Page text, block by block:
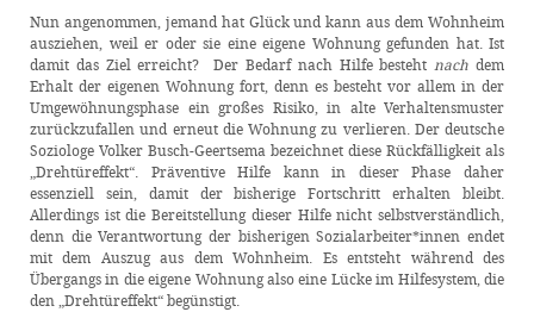
Nun angenommen, jemand hat Glück und kann aus dem Wohnheim
ausziehen, weil er oder sie eine eigene Wohnung gefunden hat. Ist
damit das Ziel erreicht? Der Bedarf nach Hilfe bestehtnach dem
Erhalt der eigenen Wohnung fort, denn es besteht vor allem in der
Umgewöhnungsphase ein großes Risiko, in alte Verhaltensmuster
zurückzufallen und erneut die Wohnung zu verlieren. Der deutsche
Soziologe Volker Busch-Geertsema bezeichnet diese Rückfälligkeit als
„Drehtüreffekt“. Präventive Hilfe kann in dieser Phase daher
essenziell sein, damit der bisherige Fortschritt erhalten bleibt.
Allerdings ist die Bereitstellung dieser Hilfe nicht selbstverständlich,
denn die Verantwortung der bisherigen Sozialarbeiter*innen endet
mit dem Auszug aus dem Wohnheim. Es entsteht während des
Übergangs in die eigene Wohnung also eine Lücke im Hilfesystem, die
den „Drehtüreffekt“ begünstigt.